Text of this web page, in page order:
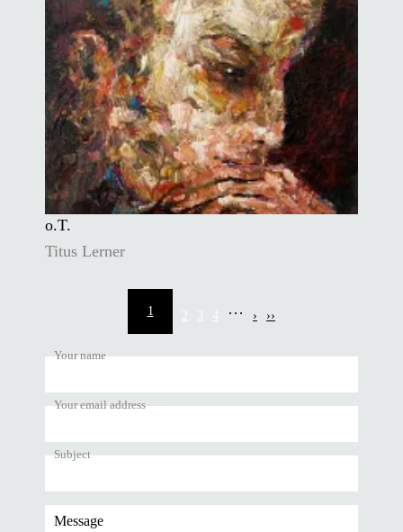
o.T.
Titus Lerner
Current
1
2 4 … › ››
Your name
Your email address
Subject
Message